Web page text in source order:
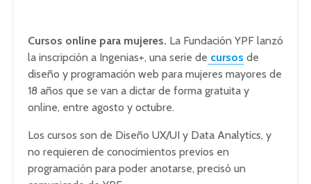
Cursos online para mujeres. La Fundación YPF lanzó
la inscripción a Ingenias+, una serie de cursos de
diseño y programación web para mujeres mayores de
18 años que se van a dictar de forma gratuita y
online, entre agosto y octubre.
Los cursos son de Diseño UX/UI y Data Analytics, y
no requieren de conocimientos previos en
programación para poder anotarse, precisó un